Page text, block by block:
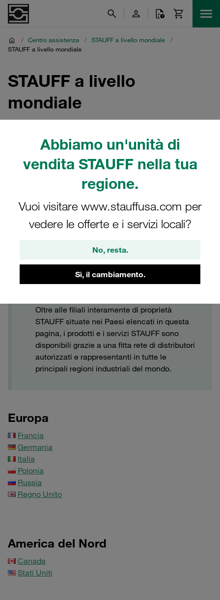
Abbiamo un'unità di
vendita STAUFF nella tua
regione.
Vuoi visitare www.stauffusa.com per
vedere le offerte e i servizi locali?
No, resta.
Sì, il cambiamento.
/ Centro assistenza / STAUFF a livello mondiale
/
STAUFF a livello mondiale
STAUFF a livello
mondiale
Contatta STAUFF
Oltre alle filiali interamente di proprietà
STAUFF situate nei Paesi elencati in questa
pagina, i prodotti e i servizi STAUFF sono
disponibili grazie a una fitta rete di distributori
autorizzati e rappresentanti in tutte le
principali regioni industriali del mondo.
Europa
Francia
Germania
Italia
Polonia
Russia
Regno Unito
America del Nord
Canada
Stati Uniti